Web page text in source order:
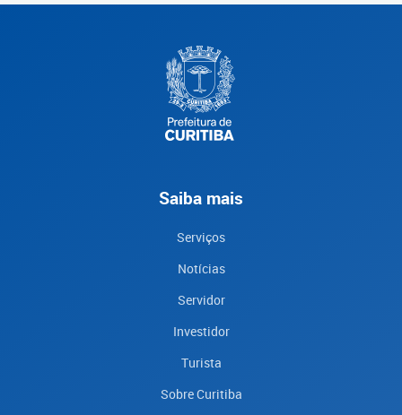
Saiba mais
Serviços
Notícias
Servidor
Investidor
Turista
Sobre Curitiba